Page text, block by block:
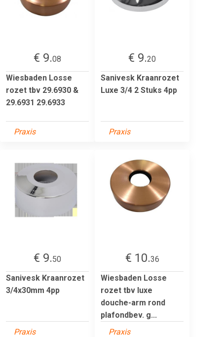
€ 9.08
Wiesbaden Losse
rozet tbv 29.6930 &
29.6931 29.6933
Praxis
€ 9.20
Sanivesk Kraanrozet
Luxe 3/4 2 Stuks 4pp
Praxis
€ 9.50
Sanivesk Kraanrozet
3/4x30mm 4pp
Praxis
€ 10.36
Wiesbaden Losse
rozet tbv luxe
douche-arm rond
plafondbev. g...
Praxis